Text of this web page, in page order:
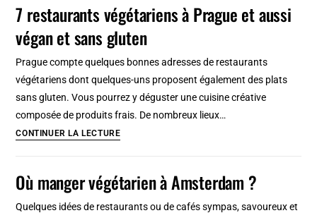
bons
restaurants
pas
!
7 restaurants végétariens à Prague et aussi
végan et sans gluten
Prague compte quelques bonnes adresses de restaurants
végétariens dont quelques-uns proposent également des plats
sans gluten. Vous pourrez y déguster une cuisine créative
composée de produits frais. De nombreux lieux…
CONTINUER LA LECTURE7
à
Prague
Où manger végétarien à Amsterdam ?
Quelques idées de restaurants ou de cafés sympas, savoureux et